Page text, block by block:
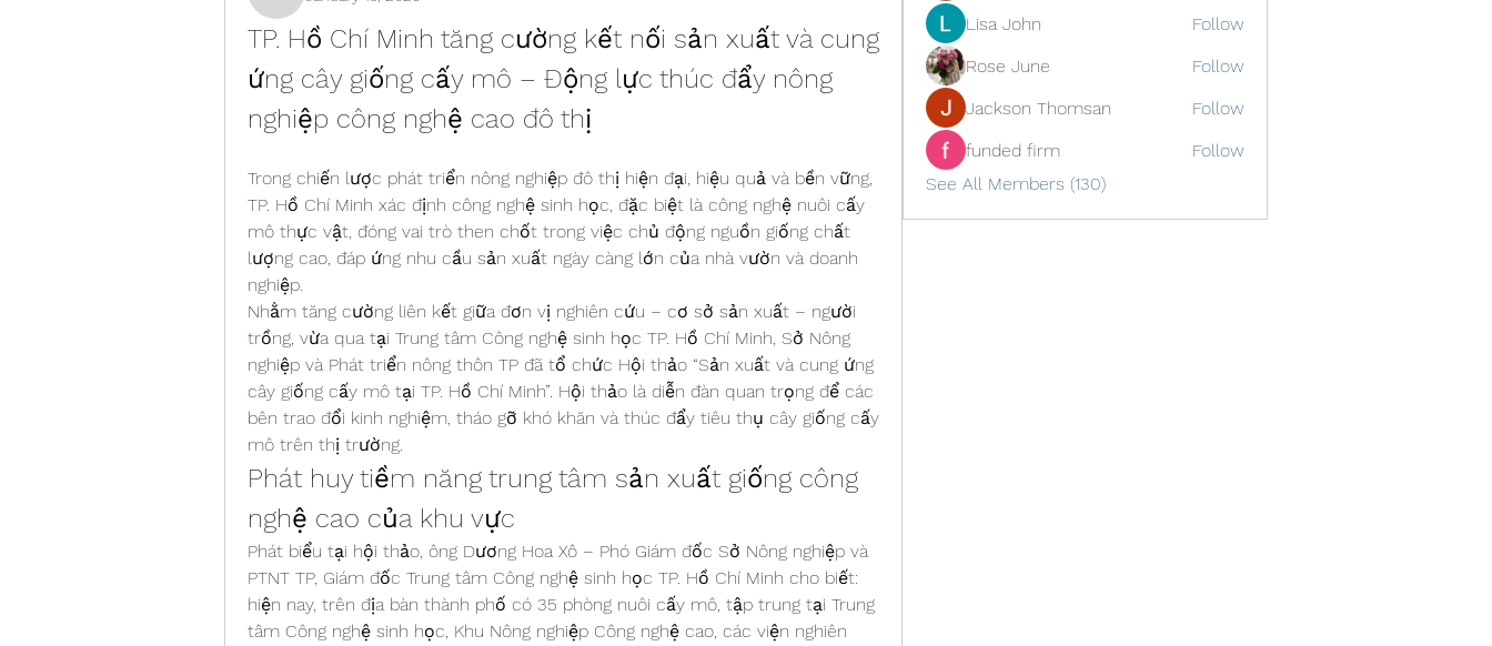
TP. Hồ Chí Minh tăng cường kết nối sản xuất và cung
ứng cây giống cấy mô – Động lực thúc đẩy nông
nghiệp công nghệ cao đô thị
Trong chiến lược phát triển nông nghiệp đô thị hiện đại, hiệu quả và bền vững,
TP. Hồ Chí Minh xác định công nghệ sinh học, đặc biệt là công nghệ nuôi cấy
mô thực vật, đóng vai trò then chốt trong việc chủ động nguồn giống chất
lượng cao, đáp ứng nhu cầu sản xuất ngày càng lớn của nhà vườn và doanh
nghiệp.
Nhằm tăng cường liên kết giữa đơn vị nghiên cứu – cơ sở sản xuất – người
trồng, vừa qua tại Trung tâm Công nghệ sinh học TP. Hồ Chí Minh, Sở Nông
nghiệp và Phát triển nông thôn TP đã tổ chức Hội thảo “Sản xuất và cung ứng
cây giống cấy mô tại TP. Hồ Chí Minh”. Hội thảo là diễn đàn quan trọng để các
bên trao đổi kinh nghiệm, tháo gỡ khó khăn và thúc đẩy tiêu thụ cây giống cấy
mô trên thị trường.
Phát huy tiềm năng trung tâm sản xuất giống công
nghệ cao của khu vực
Phát biểu tại hội thảo, ông Dương Hoa Xô – Phó Giám đốc Sở Nông nghiệp và
PTNT TP, Giám đốc Trung tâm Công nghệ sinh học TP. Hồ Chí Minh cho biết:
hiện nay, trên địa bàn thành phố có 35 phòng nuôi cấy mô, tập trung tại Trung
tâm Công nghệ sinh học, Khu Nông nghiệp Công nghệ cao, các viện nghiên
Lisa John
Follow
Rose June
Follow
Jackson Thomsan
Follow
funded firm
Follow
See All Members (130)